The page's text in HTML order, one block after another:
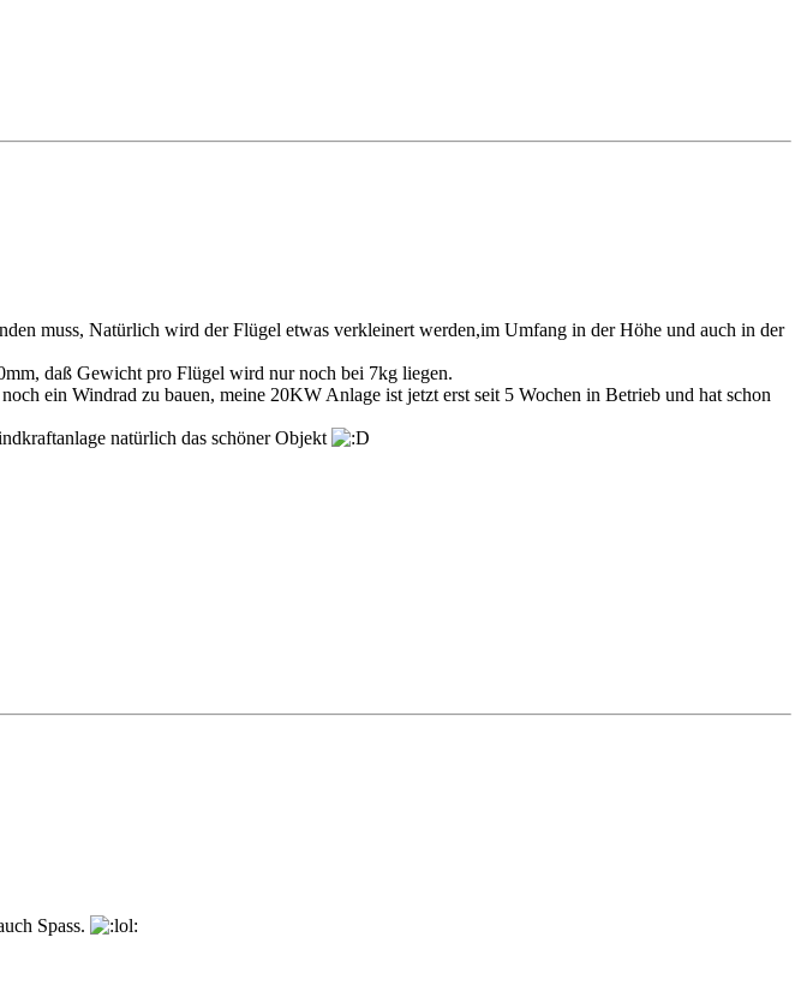
muss, Natürlich wird der Flügel etwas verkleinert werden,im Umfang in der Höhe und auch in der
daß Gewicht pro Flügel wird nur noch bei 7kg liegen.
ein Windrad zu bauen, meine 20KW Anlage ist jetzt erst seit 5 Wochen in Betrieb und hat schon
natürlich das schöner Objekt
Spass.